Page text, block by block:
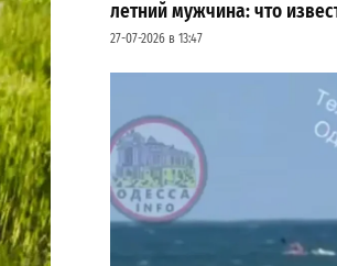
летний мужчина: что
27-07-2026 в 13:47